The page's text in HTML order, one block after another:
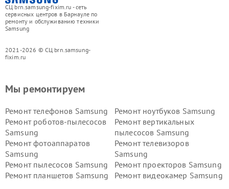
СЦ brn.samsung-fixim.ru - сеть
сервисных центров в Барнауле по
ремонту и обслуживанию техники
Samsung
2021-2026 © СЦ brn.samsung-
fixim.ru
Мы ремонтируем
Ремонт телефонов Samsung
Ремонт ноутбуков Samsung
Ремонт роботов-пылесосов
Samsung
Ремонт вертикальных
пылесосов Samsung
Ремонт фотоаппаратов
Samsung
Ремонт телевизоров
Samsung
Ремонт пылесосов Samsung
Ремонт проекторов Samsung
Ремонт планшетов Samsung
Ремонт видеокамер Samsung